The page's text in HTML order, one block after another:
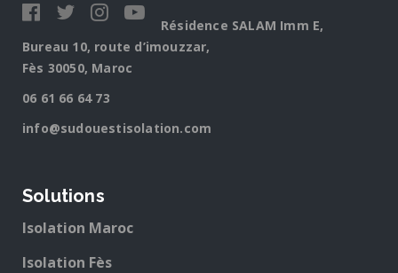
Résidence SALAM Imm E,
Bureau 10, route d’imouzzar,
Fès 30050, Maroc
06 61 66 64 73
info@sudouestisolation.com
Solutions
Isolation Maroc
Isolation Fès